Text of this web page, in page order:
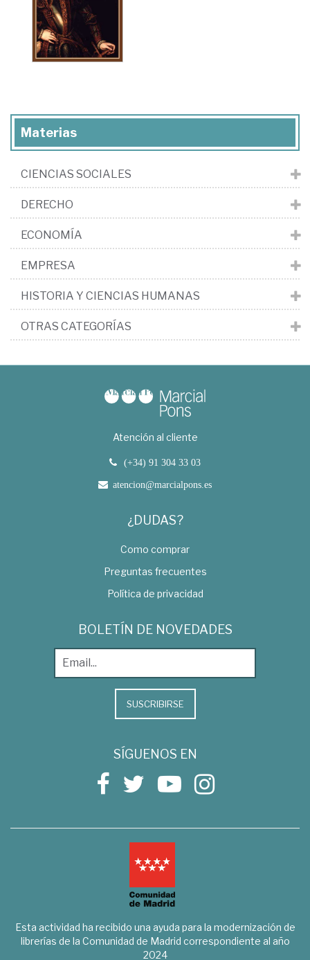
Materias
CIENCIAS SOCIALES
DERECHO
ECONOMÍA
EMPRESA
HISTORIA Y CIENCIAS HUMANAS
OTRAS CATEGORÍAS
Atención al cliente
(+34) 91 304 33 03
atencion@marcialpons.es
¿DUDAS?
Como comprar
Preguntas frecuentes
Política de privacidad
BOLETÍN DE NOVEDADES
SUSCRIBIRSE
SÍGUENOS EN
Esta actividad ha recibido una ayuda para la modernización de
librerías de la Comunidad de Madrid correspondiente al año
2024